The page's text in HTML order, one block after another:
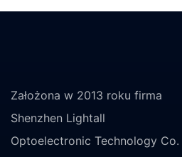
Założona w 2013 roku firma
Shenzhen Lightall
Optoelectronic Technology Co.